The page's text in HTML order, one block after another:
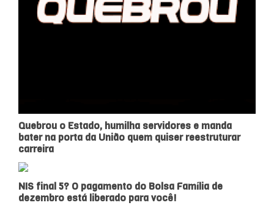
Quebrou o Estado, humilha servidores e manda
bater na porta da União quem quiser reestruturar
carreira
NIS final 5? O pagamento do Bolsa Família de
dezembro está liberado para você!